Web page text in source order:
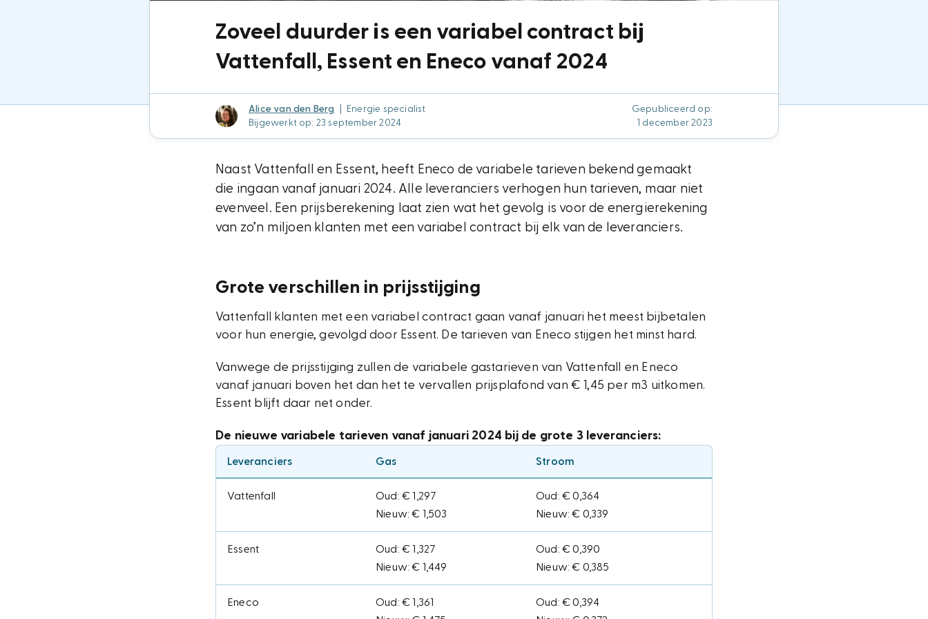
Zoveel duurder is een variabel contract bij
Vattenfall, Essent en Eneco vanaf 2024
Alice van den Berg
Energie specialist
Bijgewerkt op: 23 september 2024
Gepubliceerd op:
1 december 2023
Naast Vattenfall en Essent, heeft Eneco de variabele tarieven bekend gemaakt
die ingaan vanaf januari 2024. Alle leveranciers verhogen hun tarieven, maar niet
evenveel. Een prijsberekening laat zien wat het gevolg is voor de energierekening
van zo’n miljoen klanten met een variabel contract bij elk van de leveranciers.
Grote verschillen in prijsstijging
Vattenfall klanten met een variabel contract gaan vanaf januari het meest bijbetalen
voor hun energie, gevolgd door Essent. De tarieven van Eneco stijgen het minst hard.
Vanwege de prijsstijging zullen de variabele gastarieven van Vattenfall en Eneco
vanaf januari boven het dan het te vervallen prijsplafond van € 1,45 per m3 uitkomen.
Essent blijft daar net onder.
De nieuwe variabele tarieven vanaf januari 2024 bij de grote 3 leveranciers:
Leveranciers Gas Stroom
Vattenfall
Oud: € 1,297
Nieuw: € 1,503
Oud: € 0,364
Nieuw: € 0,339
Essent
Oud: € 1,327
Nieuw: € 1,449
Oud: € 0,390
Nieuw: € 0,385
Eneco
Oud: € 1,361
Oud: € 0,394